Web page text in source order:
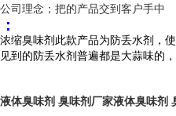
公司理念；把的产品交到客户手中
：
浓缩臭味剂此款产品为防丢水剂，
见到的防丢水剂普遍都是大蒜味的
液体臭味剂 臭味剂厂家液体臭味剂